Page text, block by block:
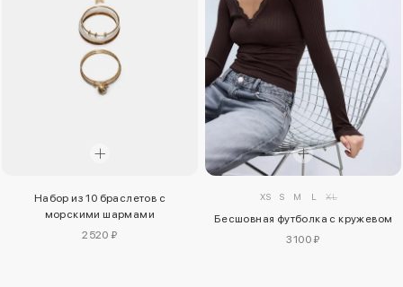
Набор из 10 браслетов с
морскими шармами
2520 ₽
XS S M L XL
Бесшовная футболка с кружевом
3100 ₽